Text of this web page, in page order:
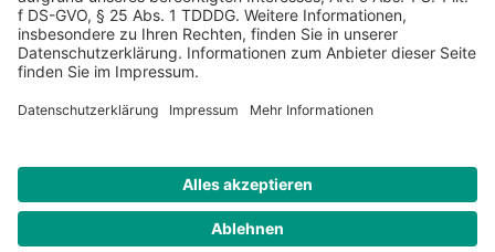
Sicherheitshinweis
Compliance
Netto-Preise zzgl. gesetzlich gültiger MwSt., zzgl.
Sichere Daten dank SSL-Verschlüsselung.